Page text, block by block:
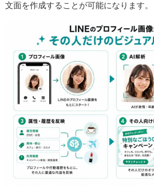
文面を作成することが可能になります。